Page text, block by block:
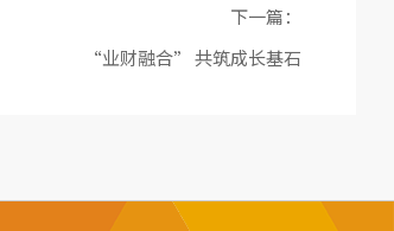
下一篇：
“业财融合” 共筑成长基石